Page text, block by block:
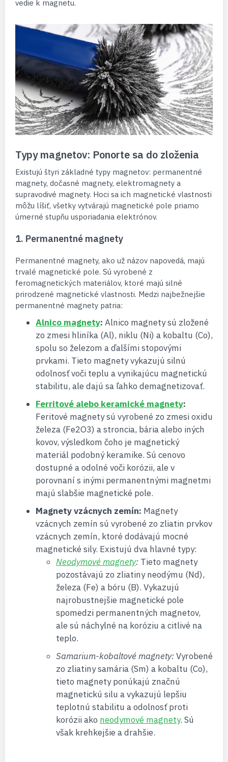
vedie k magnetu.
Typy magnetov: Ponorte sa do zloženia
Existujú štyri základné typy magnetov: permanentné
magnety, dočasné magnety, elektromagnety a
supravodivé magnety. Hoci sa ich magnetické vlastnosti
môžu líšiť, všetky vytvárajú magnetické pole priamo
úmerné stupňu usporiadania elektrónov.
1. Permanentné magnety
Permanentné magnety, ako už názov napovedá, majú
trvalé magnetické pole. Sú vyrobené z
feromagnetických materiálov, ktoré majú silné
prirodzené magnetické vlastnosti. Medzi najbežnejšie
permanentné magnety patria:
Alnico magnety: Alnico magnety sú zložené
zo zmesi hliníka (Al), niklu (Ni) a kobaltu (Co),
spolu so železom a ďalšími stopovými
prvkami. Tieto magnety vykazujú silnú
odolnosť voči teplu a vynikajúcu magnetickú
stabilitu, ale dajú sa ľahko demagnetizovať.
Ferritové alebo keramické magnety:
Feritové magnety sú vyrobené zo zmesi oxidu
železa (Fe2O3) a stroncia, bária alebo iných
kovov, výsledkom čoho je magnetický
materiál podobný keramike. Sú cenovo
dostupné a odolné voči korózii, ale v
porovnaní s inými permanentnými magnetmi
majú slabšie magnetické pole.
Magnety vzácnych zemín: Magnety
vzácnych zemín sú vyrobené zo zliatin prvkov
vzácnych zemín, ktoré dodávajú mocné
magnetické sily. Existujú dva hlavné typy:
Neodymové magnety: Tieto magnety
pozostávajú zo zliatiny neodýmu (Nd),
železa (Fe) a bóru (B). Vykazujú
najrobustnejšie magnetické pole
spomedzi permanentných magnetov,
ale sú náchylné na koróziu a citlivé na
teplo.
Samarium-kobaltové magnety: Vyrobené
zo zliatiny samária (Sm) a kobaltu (Co),
tieto magnety ponúkajú značnú
magnetickú silu a vykazujú lepšiu
teplotnú stabilitu a odolnosť proti
korózii ako neodymové magnety. Sú
však krehkejšie a drahšie.